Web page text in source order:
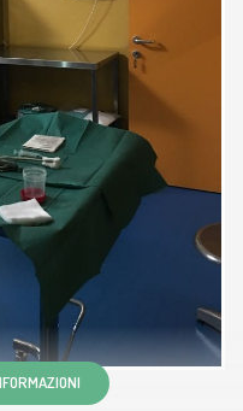
nelle
disponibile
è stata molto